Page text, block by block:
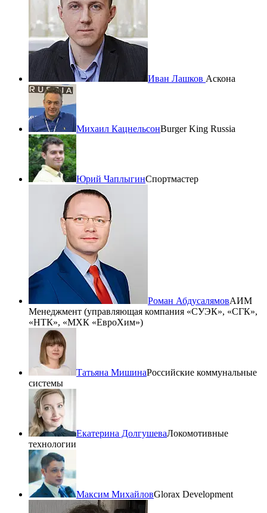
Иван Лашков Аскона
Михаил КацнельсонBurger King Russia
Юрий ЧаплыгинСпортмастер
Роман АбдусалямовАИМ
Менеджмент (управляющая компания «СУЭК», «СГК»,
«НТК», «МХК «ЕвроХим»)
Татьяна МишинаРоссийские коммунальные
системы
Екатерина ДолгушеваЛокомотивные
технологии
Максим МихайловGlorax Development